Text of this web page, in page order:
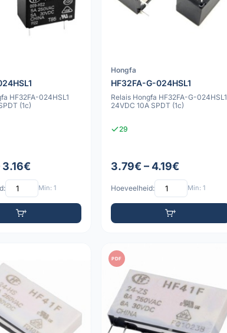
HF32FA-024HSL1
(1c)
Min: 1
Hongfa
HF32FA-G-024HSL1
Relais Hongfa HF32FA-G-024HSL1
24VDC 10A SPDT (1c)
29
3.79€ – 4.19€
Hoeveelheid: Min: 1
PDF